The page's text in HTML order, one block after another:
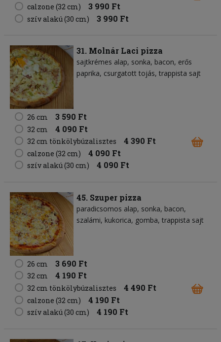
calzone (32 cm) 3 990 Ft
szív alakú (30 cm) 3 990 Ft
31. Molnár Laci pizza
sajtkrémes alap sonka bacon erős
paprika csurgatott tojás trappista sajt
26 cm 3 590 Ft
32 cm 4 090 Ft
32 cm tönkölybúzalisztes 4 390 Ft
calzone (32 cm) 4 090 Ft
szív alakú (30 cm) 4 090 Ft
45. Szuper pizza
paradicsomos alap sonka bacon
szalámi kukorica gomba trappista sajt
26 cm 3 690 Ft
32 cm 4 190 Ft
32 cm tönkölybúzalisztes 4 490 Ft
calzone (32 cm) 4 190 Ft
szív alakú (30 cm) 4 190 Ft